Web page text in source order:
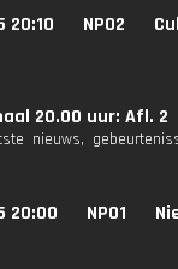
20:10 NPO2
20.00 uur: Afl. 2
nieuws,
20:00 NPO1